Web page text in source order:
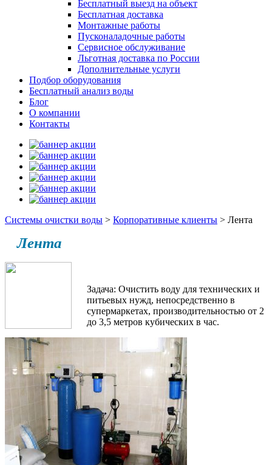
Бесплатный выезд на объект
Бесплатная доставка
Монтажные работы
Пусконаладочные работы
Сервисное обслуживание
Льготная доставка по России
Дополнительные услуги
Подбор оборудования
Бесплатный анализ воды
Блог
О компании
Контакты
Системы очистки воды > Корпоративные клиенты > Лента
Лента
Задача: Очистить воду для технических и
питьевых нужд, непосредственно в
супермаркетах, производительностью от 2
до 3,5 метров кубических в час.